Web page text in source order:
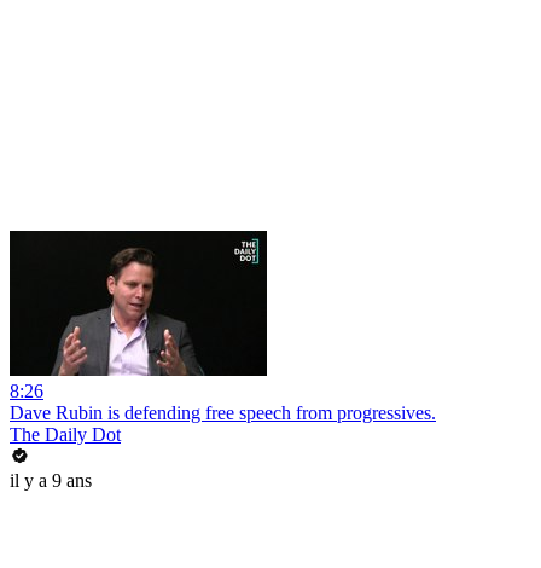
8:26
Dave Rubin is defending free speech from progressives.
The Daily Dot
il y a 9 ans